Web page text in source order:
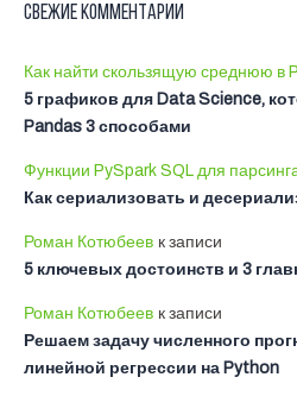
Свежие комментарии
Как найти скользящую среднюю в
5 графиков для Data Science,
Pandas 3 способами
Функции PySpark SQL для
Как сериализовать и
Роман Котюбеев к записи
5 ключевых достоинств и 3
Роман Котюбеев к записи
Решаем задачу численного
линейной регрессии на Python